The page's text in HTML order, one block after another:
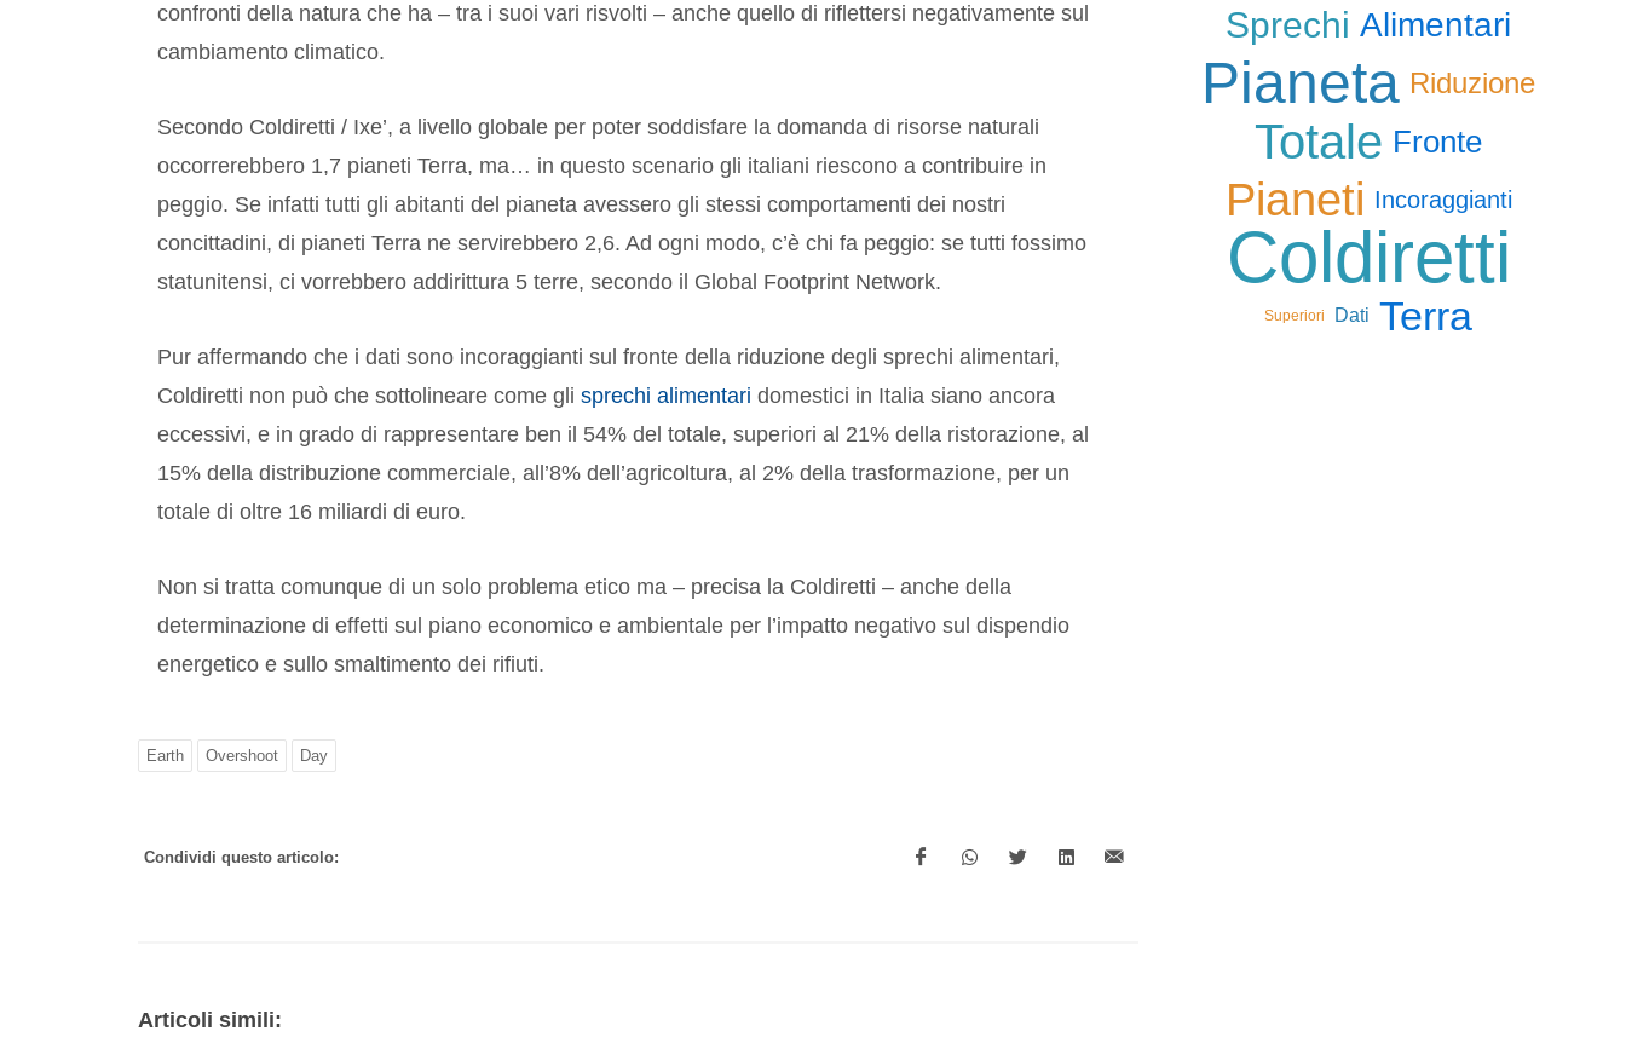
confronti della natura che ha – tra i suoi vari risvolti – anche quello di riflettersi negativamente sul
cambiamento climatico.
Secondo Coldiretti / Ixe’, a livello globale per poter soddisfare la domanda di risorse naturali
occorrerebbero 1,7 pianeti Terra, ma… in questo scenario gli italiani riescono a contribuire in
peggio. Se infatti tutti gli abitanti del pianeta avessero gli stessi comportamenti dei nostri
concittadini, di pianeti Terra ne servirebbero 2,6. Ad ogni modo, c’è chi fa peggio: se tutti fossimo
statunitensi, ci vorrebbero addirittura 5 terre, secondo il Global Footprint Network.
Pur affermando che i dati sono incoraggianti sul fronte della riduzione degli sprechi alimentari,
Coldiretti non può che sottolineare come gli sprechi alimentari domestici in Italia siano ancora
eccessivi, e in grado di rappresentare ben il 54% del totale, superiori al 21% della ristorazione, al
15% della distribuzione commerciale, all’8% dell’agricoltura, al 2% della trasformazione, per un
totale di oltre 16 miliardi di euro.
Non si tratta comunque di un solo problema etico ma – precisa la Coldiretti – anche della
determinazione di effetti sul piano economico e ambientale per l’impatto negativo sul dispendio
energetico e sullo smaltimento dei rifiuti.
Earth Overshoot Day
Condividi questo articolo:
Articoli simili:
Sprechi Alimentari
Pianeta Riduzione
Totale Fronte
Pianeti Incoraggianti
Coldiretti
Superiori Dati Terra